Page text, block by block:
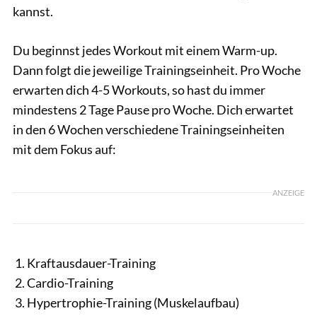
kannst.
Du beginnst jedes Workout mit einem Warm-up.
Dann folgt die jeweilige Trainingseinheit. Pro Woche
erwarten dich 4-5 Workouts, so hast du immer
mindestens 2 Tage Pause pro Woche. Dich erwartet
in den 6 Wochen verschiedene Trainingseinheiten
mit dem Fokus auf:
ANZEIGE
Kraftausdauer-Training
Cardio-Training
Hypertrophie-Training (Muskelaufbau)